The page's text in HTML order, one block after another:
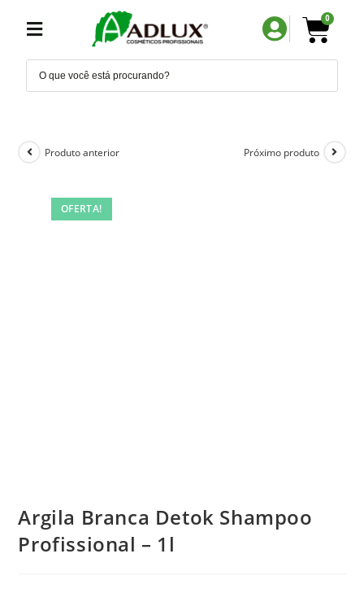
0
OFERTA!
Produto anterior Próximo produto
Argila Branca Detok Shampoo
Profissional – 1l